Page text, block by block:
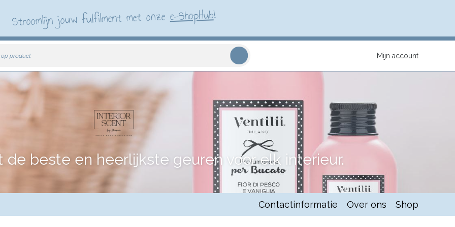
Stroomlijn jouw fulfilment met onzee-ShopHub!
op product Mijn account
de beste en heerlijkste geuren voor elk interieur.
Contactinformatie Over ons Shop